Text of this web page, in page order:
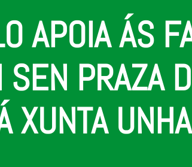
APOIA ÁS
SEN PRAZA
XUNTA